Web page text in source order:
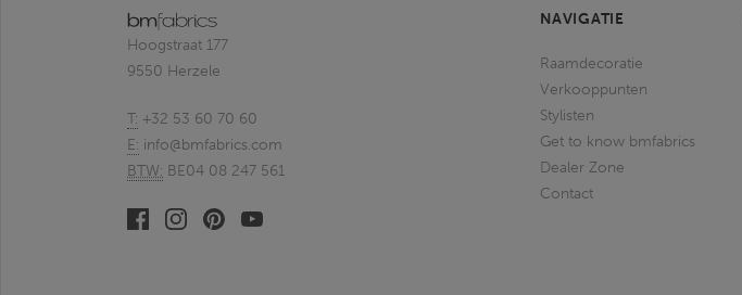
Hoogstraat 177
9550 Herzele
T: +32 53 60 70 60
E: info@bmfabrics.com
BTW: BE04 08 247 561
FacebookLinkedinPinterestYoutube
NAVIGATIE
Raamdecoratie
Verkooppunten
Stylisten
Get to know bmfabrics
Dealer Zone
Contact